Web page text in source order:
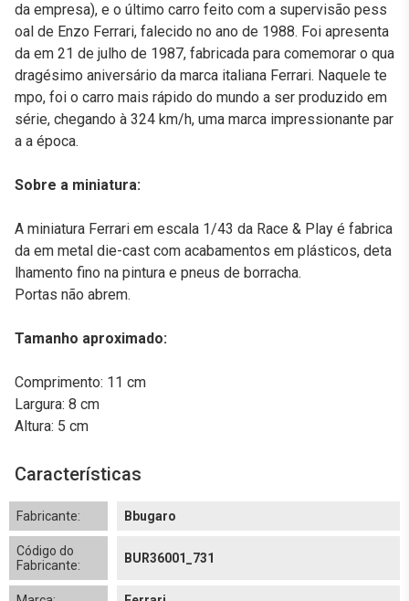
da empresa), e o último carro feito com a supervisão pess
oal de Enzo Ferrari, falecido no ano de 1988. Foi apresenta
da em 21 de julho de 1987, fabricada para comemorar o qua
dragésimo aniversário da marca italiana Ferrari. Naquele te
mpo, foi o carro mais rápido do mundo a ser produzido em
série, chegando à 324 km/h, uma marca impressionante par
a a época.
Sobre a miniatura:
A miniatura Ferrari em escala 1/43 da Race & Play é fabrica
da em metal die-cast com acabamentos em plásticos, deta
lhamento fino na pintura e pneus de borracha.
Portas não abrem.
Tamanho aproximado:
Comprimento: 11 cm
Largura: 8 cm
Altura: 5 cm
Características
Fabricante: Bbugaro
Código do
Fabricante:
BUR36001_731